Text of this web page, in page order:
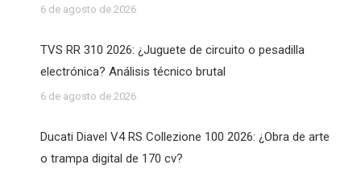
6 de agosto de 2026
TVS RR 310 2026: ¿Juguete de circuito o pesadilla
electrónica? Análisis técnico brutal
6 de agosto de 2026
Ducati Diavel V4 RS Collezione 100 2026: ¿Obra de arte
o trampa digital de 170 cv?